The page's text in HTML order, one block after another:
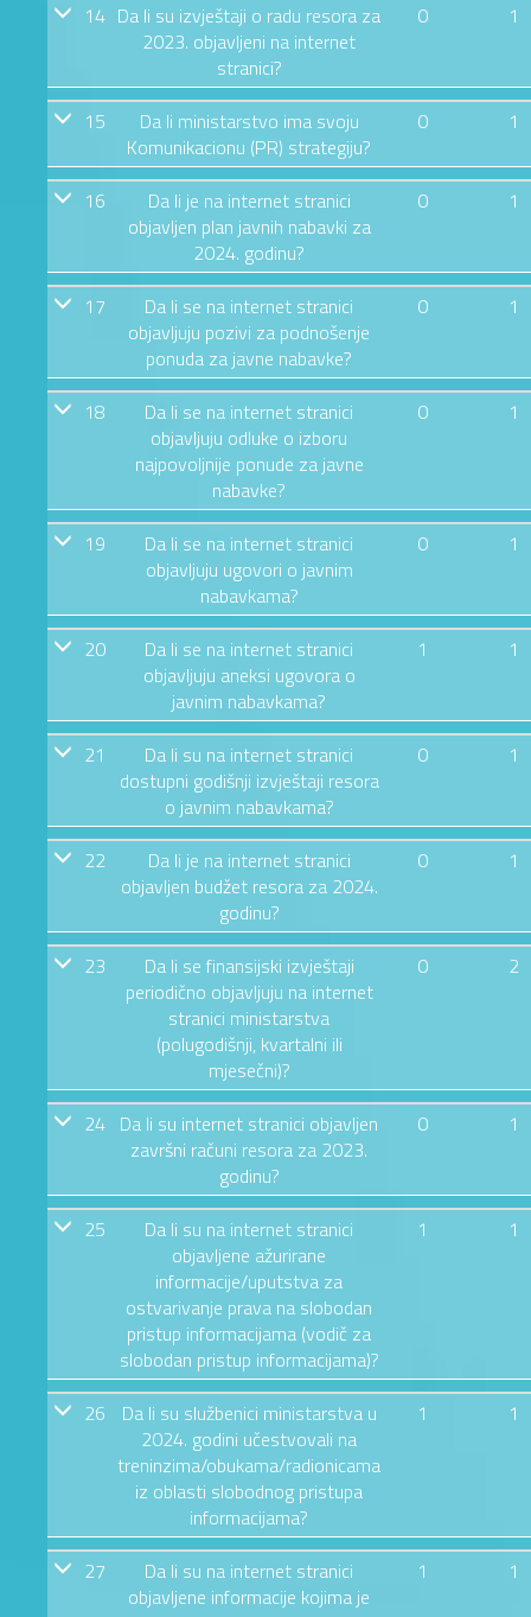
14 Da li su izvještaji o radu resora za
2023. objavljeni na internet
stranici?
0 1
15
Da li ministarstvo ima svoju
Komunikacionu (PR) strategiju?
0 1
16
Da li je na internet stranici
objavljen plan javnih nabavki za
2024. godinu?
0 1
17
Da li se na internet stranici
objavljuju pozivi za podnošenje
ponuda za javne nabavke?
0 1
18
Da li se na internet stranici
objavljuju odluke o izboru
najpovoljnije ponude za javne
nabavke?
0 1
19
Da li se na internet stranici
objavljuju ugovori o javnim
nabavkama?
0 1
20
Da li se na internet stranici
objavljuju aneksi ugovora o
javnim nabavkama?
1 1
21
Da li su na internet stranici
dostupni godišnji izvještaji resora
o javnim nabavkama?
0 1
22
Da li je na internet stranici
objavljen budžet resora za 2024.
godinu?
0 1
23
Da li se finansijski izvještaji
periodično objavljuju na internet
stranici ministarstva
(polugodišnji, kvartalni ili
mjesečni)?
0 2
24 Da li su internet stranici objavljen
završni računi resora za 2023.
godinu?
0 1
25
Da li su na internet stranici
objavljene ažurirane
informacije/uputstva za
ostvarivanje prava na slobodan
pristup informacijama (vodič za
slobodan pristup informacijama)?
1 1
26
Da li su službenici ministarstva u
2024. godini učestvovali na
treninzima/obukama/radionicama
iz oblasti slobodnog pristupa
informacijama?
1 1
27
Da li su na internet stranici
objavljene informacije kojima je
1 1